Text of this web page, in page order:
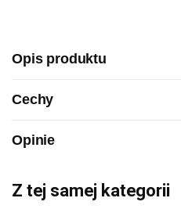
Opis produktu
Cechy
Opinie
Z tej samej kategorii